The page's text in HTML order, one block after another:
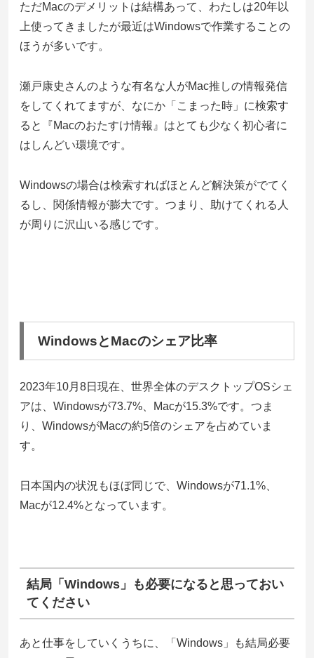
ただMacのデメリットは結構あって、わたしは20年以
上使ってきましたが最近はWindowsで作業することの
ほうが多いです。
瀬戸康史さんのような有名な人がMac推しの情報発信
をしてくれてますが、なにか「こまった時」に検索す
ると『Macのおたすけ情報』はとても少なく初心者に
はしんどい環境です。
Windowsの場合は検索すればほとんど解決策がでてく
るし、関係情報が膨大です。つまり、助けてくれる人
が周りに沢山いる感じです。
WindowsとMacのシェア比率
2023年10月8日現在、世界全体のデスクトップOSシェ
アは、Windowsが73.7%、Macが15.3%です。つま
り、WindowsがMacの約5倍のシェアを占めていま
す。
日本国内の状況もほぼ同じで、Windowsが71.1%、
Macが12.4%となっています。
結局「Windows」も必要になると思っておい
てください
あと仕事をしていくうちに、「Windows」も結局必要